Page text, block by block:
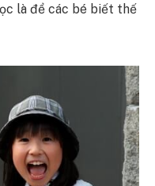
là để các bé biết thế